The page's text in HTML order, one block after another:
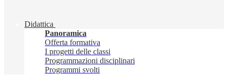
Didattica
Panoramica
Offerta formativa
I progetti delle classi
Programmazioni disciplinari
Programmi svolti